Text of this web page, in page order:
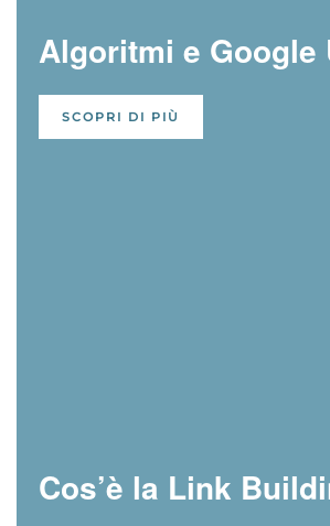
Algoritmi e Google
SCOPRI DI PIÙ
Cos’è la Link